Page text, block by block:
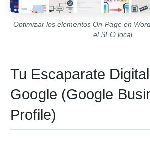
Optimizar los elementos On-Page en
el SEO local.
Tu Escaparate
Google (Google
Profile)